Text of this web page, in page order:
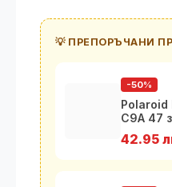
💡 ПРЕПОРЪЧАНИ
-50%
Polaroid
C9A 47
42.95